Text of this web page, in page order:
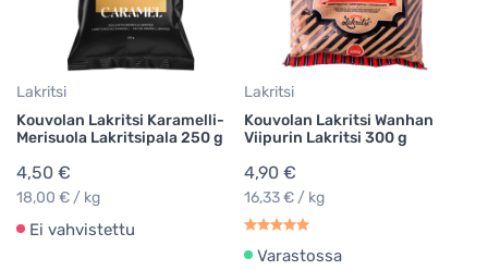
Lakritsi
Kouvolan Lakritsi Karamelli-
Merisuola Lakritsipala 250 g
4,50 €
18,00 € / kg
Ei vahvistettu
Lakritsi
Kouvolan Lakritsi Wanhan
Viipurin Lakritsi 300 g
4,90 €
16,33 € / kg
Varastossa